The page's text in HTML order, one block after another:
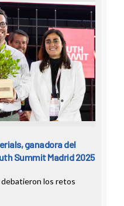
ganadora del
Summit Madrid 2025
los retos